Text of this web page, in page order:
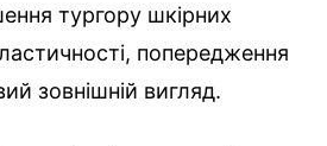
тургору шкірних
попередження
зовнішній вигляд.